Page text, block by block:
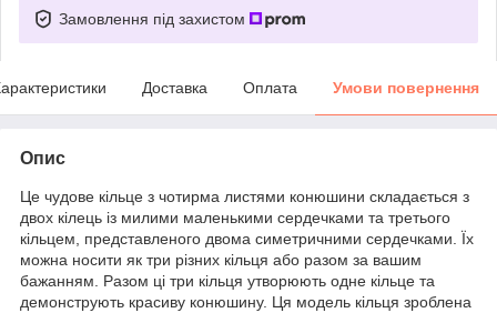
Замовлення під захистом
Доставка Оплата Умови повернення
Опис
Це чудове кільце з чотирма листями конюшини складається з
двох кілець із милими маленькими сердечками та третього
кільцем, представленого двома симетричними сердечками. Їх
можна носити як три різних кільця або разом за вашим
бажанням. Разом ці три кільця утворюють одне кільце та
демонструють красиву конюшину. Ця модель кільця зроблена